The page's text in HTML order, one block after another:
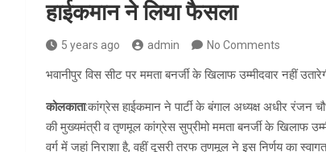
हाईकमान ने लिया फैसला
5 years ago admin No Comments
भवानीपुर विस सीट पर ममता बनर्जी के खिलाफ उम्मीदवार नहीं
कोलकाता:कांग्रेस हाईकमान ने पार्टी के बंगाल अध्यक्ष अधीर रंजन
की मुख्यमंत्री व तृणमूल कांग्रेस सुप्रीमो ममता बनर्जी के खिलाफ
वर्ग में जहां निराशा है, वहीं दूसरी तरफ तृणमूल ने इस निर्णय का